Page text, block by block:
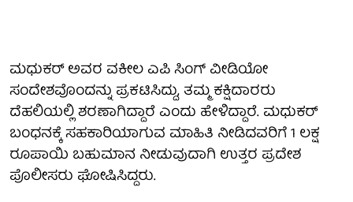
ಮಧುಕರ್ ಅವರ ವಕೀಲ ಎಪಿ ಸಿಂಗ್ ವೀಡಿಯೋ
ಸಂದೇಶವೊಂದನ್ನು ಪ್ರಕಟಿಸಿದ್ದು, ತಮ್ಮ ಕಕ್ಷಿದಾರರು
ದೆಹಲಿಯಲ್ಲಿ ಶರಣಾಗಿದ್ದಾರೆ ಎಂದು ಹೇಳಿದ್ದಾರೆ. ಮಧುಕರ್
ಬಂಧನಕ್ಕೆ ಸಹಕಾರಿಯಾಗುವ ಮಾಹಿತಿ ನೀಡಿದವರಿಗೆ 1 ಲಕ್ಷ
ರೂಪಾಯಿ ಬಹುಮಾನ ನೀಡುವುದಾಗಿ ಉತ್ತರ ಪ್ರದೇಶ
ಪೊಲೀಸರು ಘೋಷಿಸಿದ್ದರು.